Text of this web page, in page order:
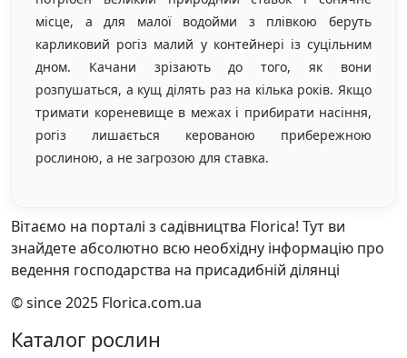
місце, а для малої водойми з плівкою беруть
карликовий рогіз малий у контейнері із суцільним
дном. Качани зрізають до того, як вони
розпушаться, а кущ ділять раз на кілька років. Якщо
тримати кореневище в межах і прибирати насіння,
рогіз лишається керованою прибережною
рослиною, а не загрозою для ставка.
Вітаємо на порталі з садівництва Florica! Тут ви
знайдете абсолютно всю необхідну інформацію про
ведення господарства на присадибній ділянці
© since 2025 Florica.com.ua
Каталог рослин